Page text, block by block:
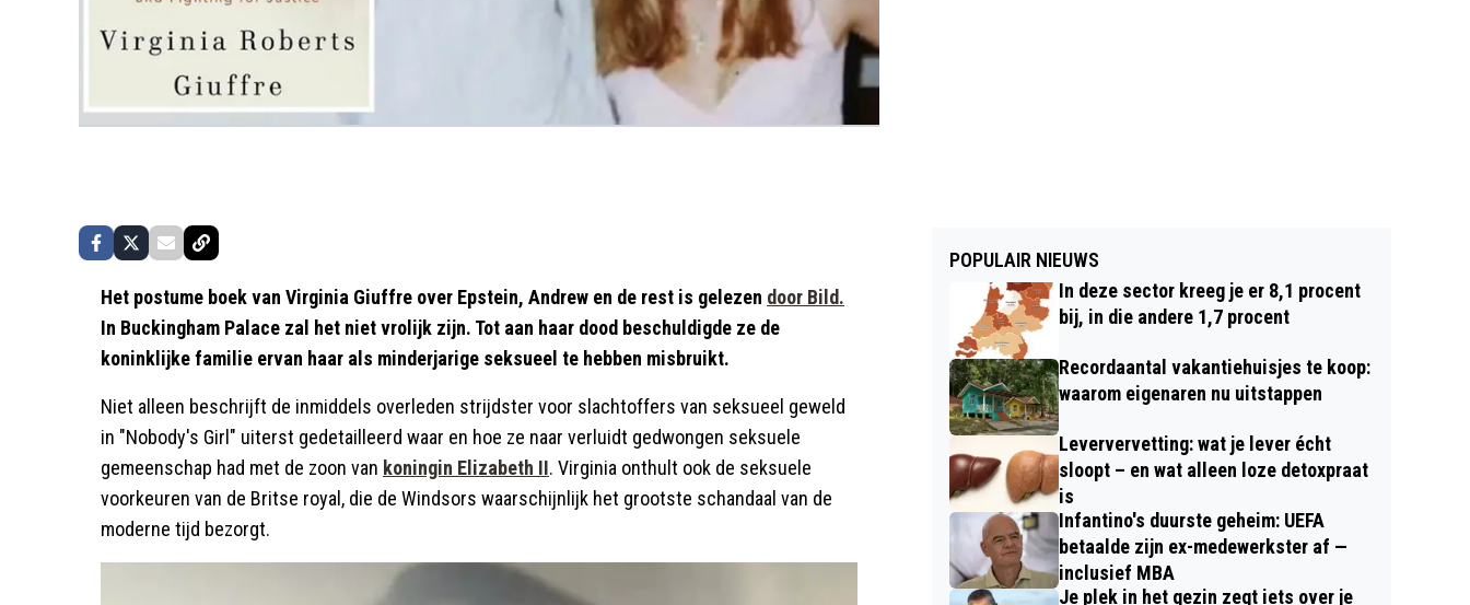
Het postume boek van Virginia Giuffre over Epstein, Andrew en de rest is gelezen door Bild.
In Buckingham Palace zal het niet vrolijk zijn. Tot aan haar dood beschuldigde ze de
koninklijke familie ervan haar als minderjarige seksueel te hebben misbruikt.
Niet alleen beschrijft de inmiddels overleden strijdster voor slachtoffers van seksueel geweld
in "Nobody's Girl" uiterst gedetailleerd waar en hoe ze naar verluidt gedwongen seksuele
gemeenschap had met de zoon van koningin Elizabeth II. Virginia onthult ook de seksuele
voorkeuren van de Britse royal, die de Windsors waarschijnlijk het grootste schandaal van de
moderne tijd bezorgt.
POPULAIR NIEUWS
In deze sector kreeg je er 8,1 procent
bij, in die andere 1,7 procent
Recordaantal vakantiehuisjes te koop:
waarom eigenaren nu uitstappen
Leververvetting: wat je lever écht
sloopt – en wat alleen loze detoxpraat
is
Infantino's duurste geheim: UEFA
betaalde zijn ex-medewerkster af —
inclusief MBA
Je plek in het gezin zegt iets over je